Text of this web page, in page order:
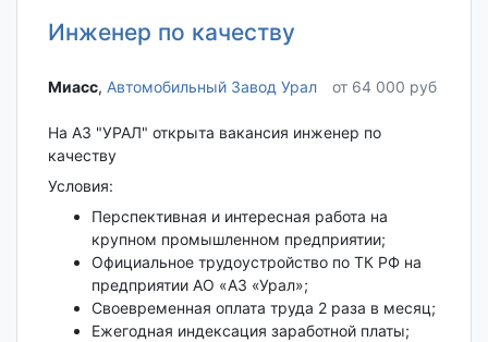
Инженер по качеству
Миасс‎, Автомобильный Завод Урал от 64 000 руб
На АЗ "УРАЛ" открыта вакансия инженер по
качеству
Условия:
Перспективная и интересная работа на
крупном промышленном предприятии;
Официальное трудоустройство по ТК РФ на
предприятии АО «АЗ «Урал»;
Своевременная оплата труда 2 раза в месяц;
Ежегодная индексация заработной платы;